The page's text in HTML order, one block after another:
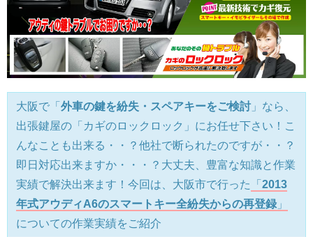
大阪で「 外車の鍵を紛失・スペアキーをご検討 」なら、
出張鍵屋の「カギのロックロック」にお任せ下さい！こ
んなことも出来る・・？他社で断られたのですが・・？
即日対応出来ますか・・・？大丈夫、豊富な知識と作業
実績で解決出来ます！今回は、大阪市で行った
「 2013
年式アウディA6のスマートキー全紛失からの再登録 」
についての作業実績をご紹介